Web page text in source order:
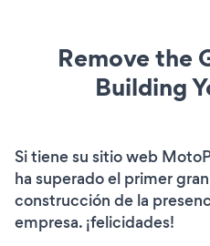
Remove the
Building
Si tiene su sitio web
ha superado el primer
construcción de la
empresa. ¡felicidades!